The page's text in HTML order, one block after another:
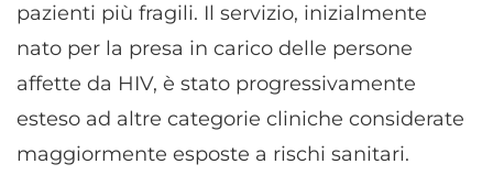
pazienti più fragili. Il servizio, inizialmente
nato per la presa in carico delle persone
affette da HIV, è stato progressivamente
esteso ad altre categorie cliniche considerate
maggiormente esposte a rischi sanitari.